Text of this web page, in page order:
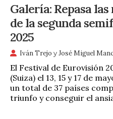
Galería: Repasa
de la segunda
2025
Iván Trejo yJosé Miguel
El Festival de Eurovisión
(Suiza) el 13, 15 y 17 de
un total de 37 países
triunfo y conseguir el